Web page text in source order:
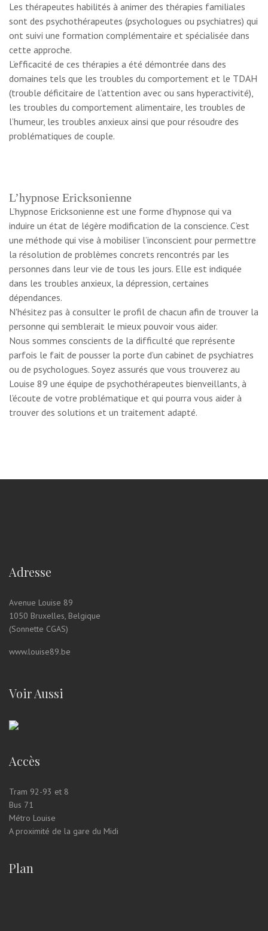
Les thérapeutes habilités à animer des thérapies familiales
sont des psychothérapeutes (psychologues ou psychiatres) qui
ont suivi une formation complémentaire et spécialisée dans
cette approche.
L’efficacité de ces thérapies a été démontrée dans des
domaines tels que les troubles du comportement et le TDAH
(trouble déficitaire de l’attention avec ou sans hyperactivité),
les troubles du comportement alimentaire, les troubles de
l’humeur, les troubles anxieux ainsi que pour résoudre des
problématiques de couple.
L’hypnose Ericksonienne
L’hypnose Ericksonienne est une forme d’hypnose qui va
induire un état de légère modification de la conscience. C’est
une méthode qui vise à mobiliser l’inconscient pour permettre
la résolution de problèmes concrets rencontrés par les
personnes dans leur vie de tous les jours. Elle est indiquée
dans les troubles anxieux, la dépression, certaines
dépendances.
N'hésitez pas à consulter le profil de chacun afin de trouver la
personne qui semblerait le mieux pouvoir vous aider.
Nous sommes conscients de la difficulté que représente
parfois le fait de pousser la porte d’un cabinet de psychiatres
ou de psychologues. Soyez assurés que vous trouverez au
Louise 89 une équipe de psychothérapeutes bienveillants, à
l’écoute de votre problématique et qui pourra vous aider à
trouver des solutions et un traitement adapté.
Adresse
Avenue Louise 89
1050 Bruxelles, Belgique
(Sonnette CGAS)
www.louise89.be
Voir Aussi
Accès
Tram 92-93 et 8
Bus 71
Métro Louise
A proximité de la gare du Midi
Plan